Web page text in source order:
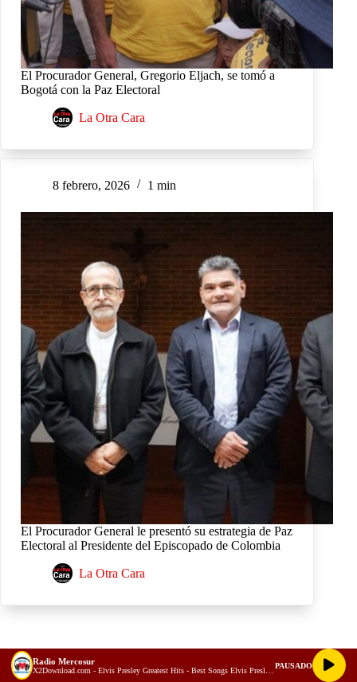
El Procurador General, Gregorio Eljach, se tomó a
Bogotá con la Paz Electoral
La Otra Cara
8 febrero, 2026 1 min
El Procurador General le presentó su estrategia de Paz
Electoral al Presidente del Episcopado de Colombia
La Otra Cara
Radio Mercosur PAUSADO